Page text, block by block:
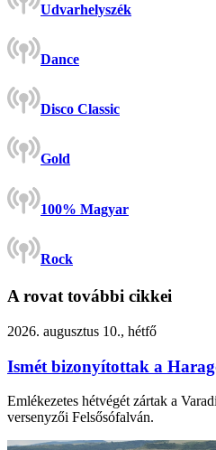
Udvarhelyszék
Dance
Disco Classic
Gold
100% Magyar
Rock
A rovat további cikkei
2026. augusztus 10., hétfő
Ismét bizonyítottak a
Emlékezetes hétvégét zártak a
versenyzői Felsősófalván.